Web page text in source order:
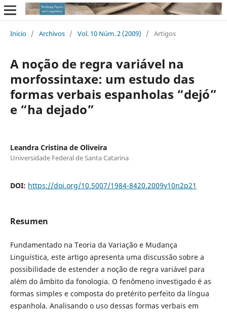
Inicio / Archivos / Vol. 10 Núm. 2 (2009) / Artigos
A noção de regra variável na
morfossintaxe: um estudo das
formas verbais espanholas “dejó”
e “ha dejado”
Leandra Cristina de Oliveira
Universidade Federal de Santa Catarina
DOI: https://doi.org/10.5007/1984-8420.2009v10n2p21
Resumen
Fundamentado na Teoria da Variação e Mudança
Linguística, este artigo apresenta uma discussão sobre a
possibilidade de estender a noção de regra variável para
além do âmbito da fonologia. O fenômeno investigado é as
formas simples e composta do pretérito perfeito da língua
espanhola. Analisando o uso dessas formas verbais em